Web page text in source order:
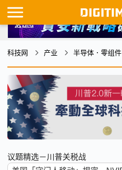
科技网 产业 半导体．零组件
议题精选－川普关税战